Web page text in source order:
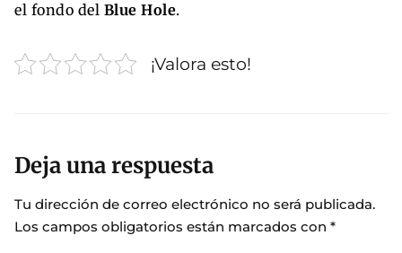
el fondo del Blue Hole.
¡Valora esto!
Deja una respuesta
Tu dirección de correo electrónico no será publicada.
Los campos obligatorios están marcados con *